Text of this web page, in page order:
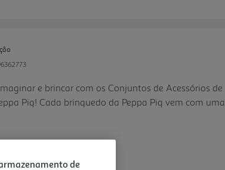
e brincar com os Conjuntos de Acessórios de
Pig! Cada brinquedo da Peppa Pig vem com uma
de 7,5 cm e tudo o que as crianças precisam para
sozinhas ou adicionadas ao conjunto da casa da
de